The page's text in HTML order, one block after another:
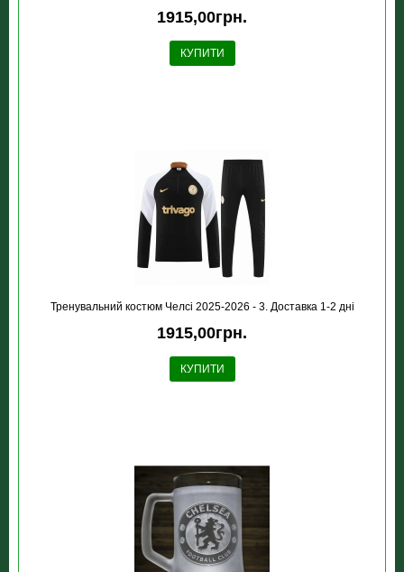
1915,00грн.
КУПИТИ
Тренувальний костюм Челсі 2025-2026 - 3. Доставка 1-2 дні
1915,00грн.
КУПИТИ